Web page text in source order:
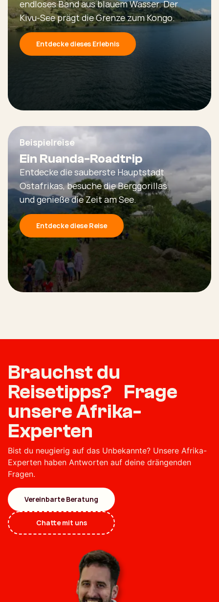
endloses Band aus blauem Wasser. Der
Kivu-See prägt die Grenze zum Kongo.
Entdecke dieses Erlebnis
Beispielreise
Ein Ruanda-Roadtrip
Entdecke die sauberste Hauptstadt
Ostafrikas, besuche die Berggorillas
und genieße die Zeit am See.
Entdecke diese Reise
Brauchst du
Reisetipps? Frage
unsere Afrika-
Experten
Bist du neugierig auf das Unbekannte? Unsere Afrika-
Experten haben Antworten auf deine drängenden
Fragen.
Vereinbarte Beratung
Chatte mit uns